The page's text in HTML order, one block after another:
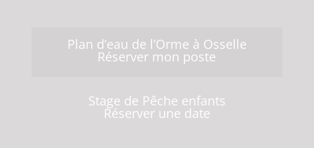
Plan d’eau de l’Orme à Osselle
Réserver mon poste
Stage de Pêche enfants
Réserver une date